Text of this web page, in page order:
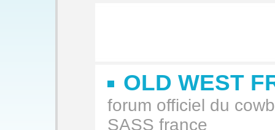
OLD WEST
forum officiel du
SASS france